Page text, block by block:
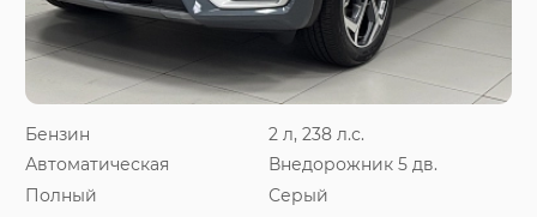
Бензин
2 л, 238 л.с.
Автоматическая
Внедорожник 5 дв.
Полный
Серый